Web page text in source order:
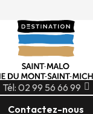
Tél: 02 99 56 66 99
Contactez-nous